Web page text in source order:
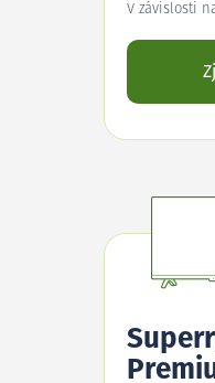
V závislosti